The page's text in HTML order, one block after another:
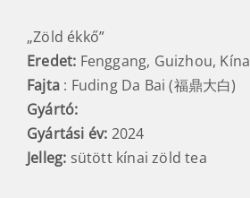
„Zöld ékkő”
Eredet: Fenggang, Guizhou, Kína
Fajta : Fuding Da Bai (福鼎大白)
Gyártó:
Gyártási év: 2024
Jelleg: sütött kínai zöld tea